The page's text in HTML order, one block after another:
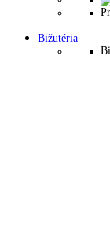
Bižutéria